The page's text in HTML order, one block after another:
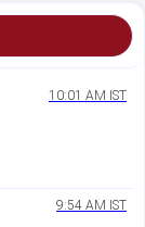
10:01 AM IST
9:54 AM IST